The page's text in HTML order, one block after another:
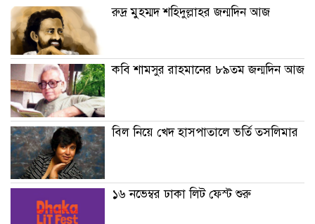
রুদ্র মুহম্মদ শহিদুল্লাহর জন্মদিন আজ
কবি শামসুর রাহমানের ৮৯তম জন্মদিন আজ
বিল নিয়ে খেদ হাসপাতালে ভর্তি তসলিমার
১৬ নভেম্বর ঢাকা লিট ফেস্ট শুরু